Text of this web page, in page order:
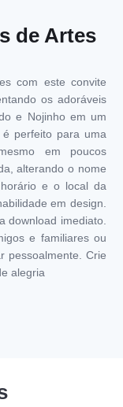
de Artes
com este convite
os adoráveis
e Nojinho em um
perfeito para uma
em poucos
alterando o nome
e o local da
em design.
download imediato.
e familiares ou
pessoalmente. Crie
alegria